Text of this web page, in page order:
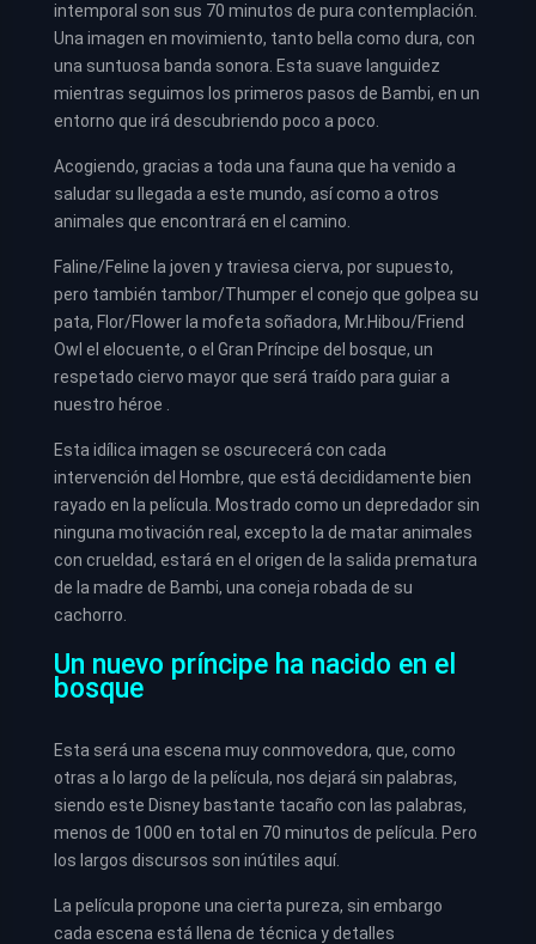
intemporal son sus 70 minutos de pura contemplación.
Una imagen en movimiento, tanto bella como dura, con
una suntuosa banda sonora. Esta suave languidez
mientras seguimos los primeros pasos de Bambi, en un
entorno que irá descubriendo poco a poco.
Acogiendo, gracias a toda una fauna que ha venido a
saludar su llegada a este mundo, así como a otros
animales que encontrará en el camino.
Faline/Feline la joven y traviesa cierva, por supuesto,
pero también tambor/Thumper el conejo que golpea su
pata, Flor/Flower la mofeta soñadora, Mr.Hibou/Friend
Owl el elocuente, o el Gran Príncipe del bosque, un
respetado ciervo mayor que será traído para guiar a
nuestro héroe .
Esta idílica imagen se oscurecerá con cada
intervención del Hombre, que está decididamente bien
rayado en la película. Mostrado como un depredador sin
ninguna motivación real, excepto la de matar animales
con crueldad, estará en el origen de la salida prematura
de la madre de Bambi, una coneja robada de su
cachorro.
Un nuevo príncipe ha nacido en el
bosque
Esta será una escena muy conmovedora, que, como
otras a lo largo de la película, nos dejará sin palabras,
siendo este Disney bastante tacaño con las palabras,
menos de 1000 en total en 70 minutos de película. Pero
los largos discursos son inútiles aquí.
La película propone una cierta pureza, sin embargo
cada escena está llena de técnica y detalles